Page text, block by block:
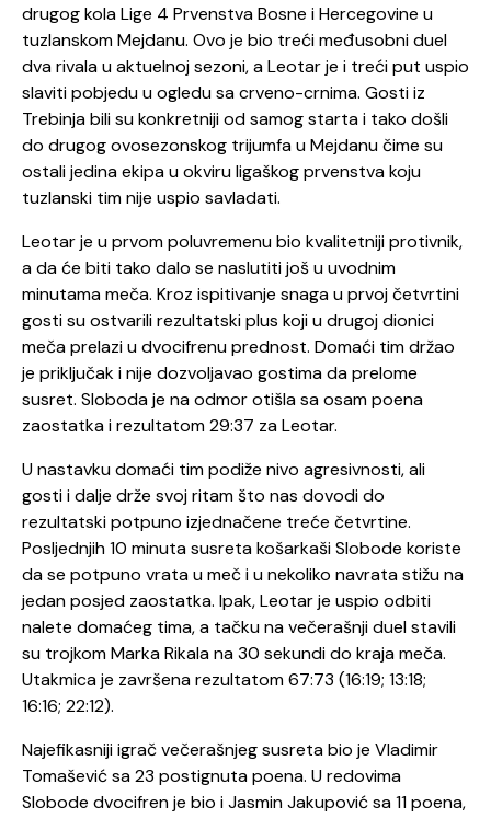
drugog kola Lige 4 Prvenstva Bosne i Hercegovine u
tuzlanskom Mejdanu. Ovo je bio treći međusobni duel
dva rivala u aktuelnoj sezoni, a Leotar je i treći put uspio
slaviti pobjedu u ogledu sa crveno-crnima. Gosti iz
Trebinja bili su konkretniji od samog starta i tako došli
do drugog ovosezonskog trijumfa u Mejdanu čime su
ostali jedina ekipa u okviru ligaškog prvenstva koju
tuzlanski tim nije uspio savladati.
Leotar je u prvom poluvremenu bio kvalitetniji protivnik,
a da će biti tako dalo se naslutiti još u uvodnim
minutama meča. Kroz ispitivanje snaga u prvoj četvrtini
gosti su ostvarili rezultatski plus koji u drugoj dionici
meča prelazi u dvocifrenu prednost. Domaći tim držao
je priključak i nije dozvoljavao gostima da prelome
susret. Sloboda je na odmor otišla sa osam poena
zaostatka i rezultatom 29:37 za Leotar.
U nastavku domaći tim podiže nivo agresivnosti, ali
gosti i dalje drže svoj ritam što nas dovodi do
rezultatski potpuno izjednačene treće četvrtine.
Posljednjih 10 minuta susreta košarkaši Slobode koriste
da se potpuno vrata u meč i u nekoliko navrata stižu na
jedan posjed zaostatka. Ipak, Leotar je uspio odbiti
nalete domaćeg tima, a tačku na večerašnji duel stavili
su trojkom Marka Rikala na 30 sekundi do kraja meča.
Utakmica je završena rezultatom 67:73 (16:19; 13:18;
16:16; 22:12).
Najefikasniji igrač večerašnjeg susreta bio je Vladimir
Tomašević sa 23 postignuta poena. U redovima
Slobode dvocifren je bio i Jasmin Jakupović sa 11 poena,